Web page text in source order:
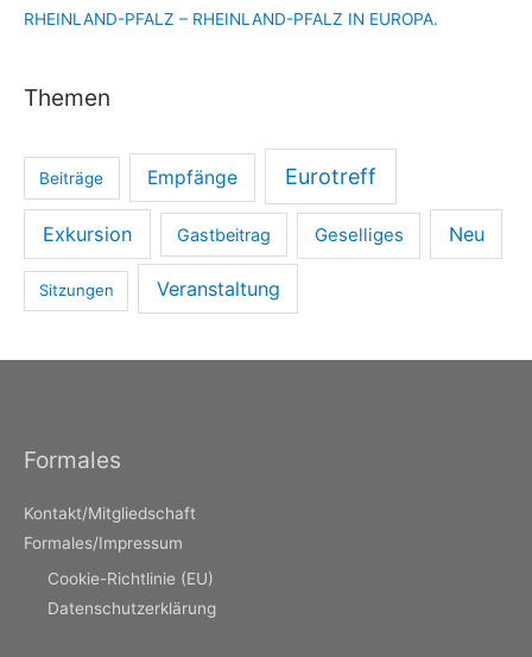
RHEINLAND-PFALZ – RHEINLAND-PFALZ IN EUROPA.
Themen
Beiträge Empfänge Eurotreff
Exkursion Gastbeitrag Geselliges Neu
Sitzungen Veranstaltung
Formales
Kontakt/Mitgliedschaft
Formales/Impressum
Cookie-Richtlinie (EU)
Datenschutzerklärung